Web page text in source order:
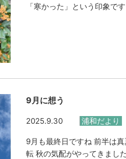
「寒かった」という印象で
9月に想う
2025.9.30 浦和だより
9月も最終日ですね 前半は
転 秋の気配がやってきまし